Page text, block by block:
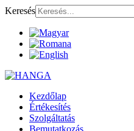
Keresés
Kezdőlap
Értékesítés
Szolgáltatás
Bemutatkozás